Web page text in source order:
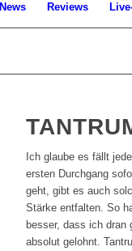
News Reviews
Ich glaube es fällt
ersten Durchgang
geht, gibt es auch
Stärke entfalten. So
besser, dass ich
absolut gelohnt.